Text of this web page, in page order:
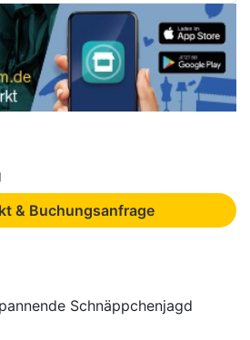
& Buchungsanfrage
Schnäppchenjagd